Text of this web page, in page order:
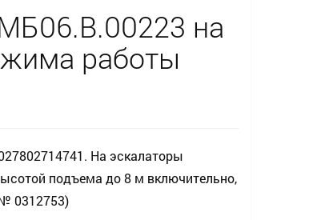
на
работы
На эскалаторы
подъема до 8 м включительно,
0312753)